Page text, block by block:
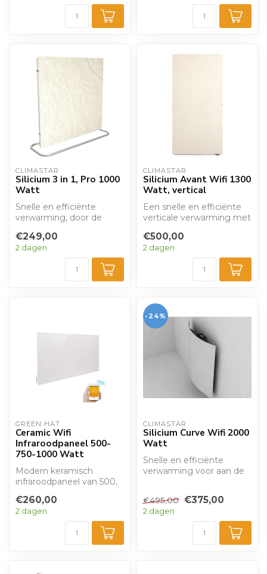
CLIMASTAR
Silicium 3 in 1, Pro 1000
Watt
Snelle en efficiënte
verwarming, door de
warmtestraling
convectie...
€249,00
2 dagen
CLIMASTAR
Silicium Avant Wifi 1300
Watt, vertical
Een snelle en efficiënte
verticale verwarming met
van c...
€500,00
2 dagen
GREEN HAT
Ceramic Wifi
Infraroodpaneel 500-
750-1000 Watt
Modern keramisch
infraroodpaneel van 500,
wifi thermostaat....
€260,00
2 dagen
-24%
CLIMASTAR
Silicium Curve Wifi 2000
Watt
Snelle en efficiënte
verwarming voor aan de
€495,00 €375,00
2 dagen